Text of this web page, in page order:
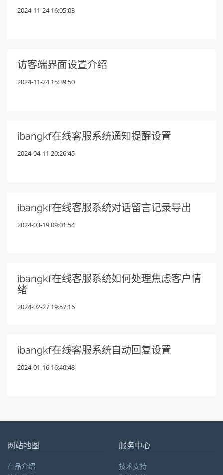
2024-11-24 16:05:03
访客端界面设置介绍
2024-11-24 15:39:50
ibangkf在线客服系统通知提醒设置
2024-04-11 20:26:45
ibangkf在线客服系统对话留言记录导出
2024-03-19 09:01:54
ibangkf在线客服系统如何处理焦虑客户情
绪
2024-02-27 19:57:16
ibangkf在线客服系统自动回复设置
2024-01-16 16:40:48
网站地图
产品介绍
服务中心
技术支持